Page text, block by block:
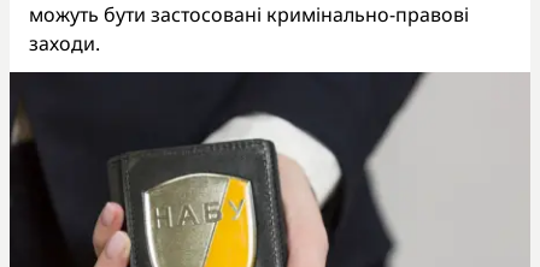
можуть бути застосовані кримінально-правові
заходи.